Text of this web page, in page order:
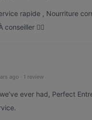
rapide , Nourriture
👍🏻
ago · 1 review
ever had, Perfect